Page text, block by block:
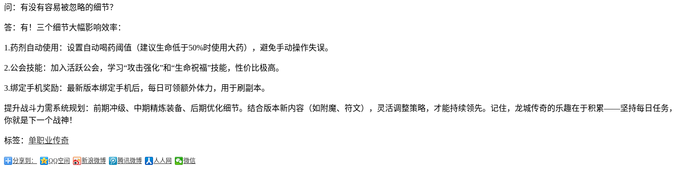
问：有没有容易被忽略的细节？
答：有！三个细节大幅影响效率：
1.药剂自动使用：设置自动喝药阈值（建议生命低于50%时使用大药），避免手动操作失误。
2.公会技能：加入活跃公会，学习“攻击强化”和“生命祝福”技能，性价比极高。
3.绑定手机奖励：最新版本绑定手机后，每日可领额外体力，用于刷副本。
提升战斗力需系统规划：前期冲级、中期精炼装备、后期优化细节。结合版本新内容（如附魔、符文），灵活调整策略，才能持续领先。记住，龙城传奇的乐趣在于积累——坚持每日任务，
你就是下一个战神！
标签： 单职业传奇
分享到： QQ空间 新浪微博 腾讯微博 人人网 微信